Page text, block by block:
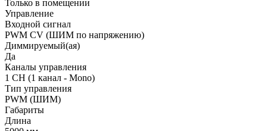
Только в помещении
Управление
Входной сигнал
PWM СV (ШИМ по напряжению)
Диммируемый(ая)
Да
Каналы управления
1 CH (1 канал - Mono)
Тип управления
PWM (ШИМ)
Габариты
Длина